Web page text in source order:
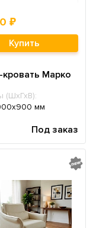
₽
Купить
Марко
(ШхГхВ):
мм
Под заказ